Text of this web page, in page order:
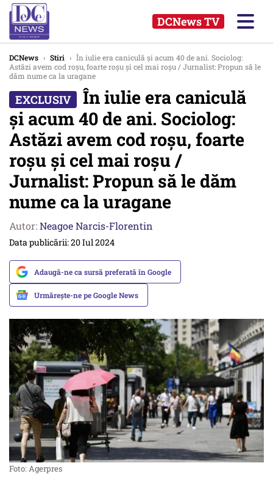
DCNews TV
DCNews › Stiri › În iulie era caniculă și acum 40 de ani. Sociolog:
Astăzi avem cod roșu, foarte roșu și cel mai roșu / Jurnalist: Propun să le
dăm nume ca la uragane
În iulie era caniculă
și acum 40 de ani. Sociolog:
Astăzi avem cod roșu, foarte
roșu și cel mai roșu /
Jurnalist: Propun să le dăm
nume ca la uragane
Autor:Neagoe Narcis-Florentin
Data publicării: 20 Iul 2024
Adaugă-ne ca sursă preferată în Google
Urmărește-ne pe Google News
Foto: Agerpres